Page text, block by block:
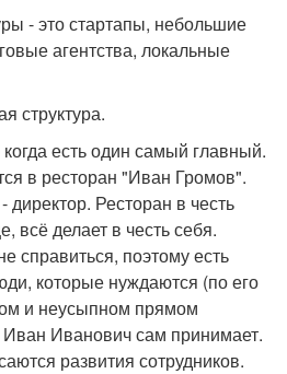
- это стартапы, небольшие
агентства, локальные
структура.
когда есть один самый главный.
в ресторан "Иван Громов".
Ресторан в честь
всё делает в честь себя.
справиться, поэтому есть
которые нуждаются (по его
и неусыпном прямом
Иванович сам принимает.
развития сотрудников.